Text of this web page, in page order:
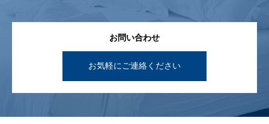
お問い合わせ
お気軽にご連絡ください